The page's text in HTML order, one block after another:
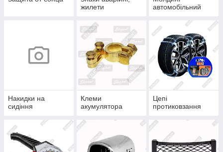
жилети
автомобільний
Накидки на
сидіння
Клеми
акумулятора
Цепі
протиковзання